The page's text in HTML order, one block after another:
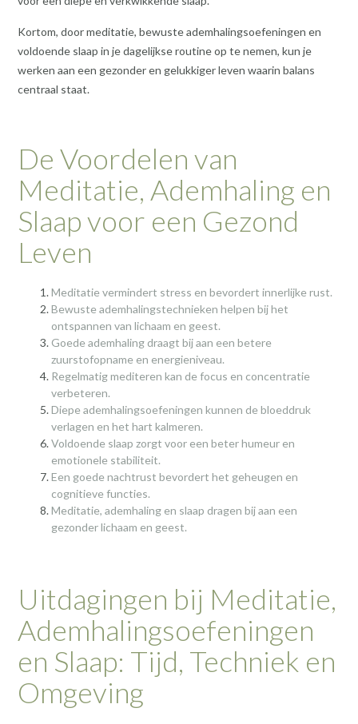
Kortom, door meditatie, bewuste ademhalingsoefeningen en
voldoende slaap in je dagelijkse routine op te nemen, kun je
werken aan een gezonder en gelukkiger leven waarin balans
centraal staat.
De Voordelen van
Meditatie, Ademhaling en
Slaap voor een Gezond
Leven
Meditatie vermindert stress en bevordert innerlijke rust.
Bewuste ademhalingstechnieken helpen bij het
ontspannen van lichaam en geest.
Goede ademhaling draagt bij aan een betere
zuurstofopname en energieniveau.
Regelmatig mediteren kan de focus en concentratie
verbeteren.
Diepe ademhalingsoefeningen kunnen de bloeddruk
verlagen en het hart kalmeren.
Voldoende slaap zorgt voor een beter humeur en
emotionele stabiliteit.
Een goede nachtrust bevordert het geheugen en
cognitieve functies.
Meditatie, ademhaling en slaap dragen bij aan een
gezonder lichaam en geest.
Uitdagingen bij Meditatie,
Ademhalingsoefeningen
en Slaap: Tijd, Techniek en
Omgeving